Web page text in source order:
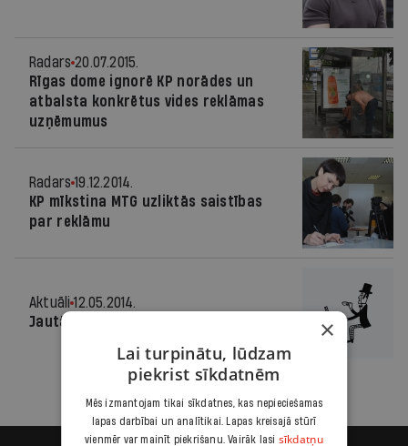
Radars 20.07.2015.
Rīgas dome ignorē KP norādes un
atbalsta konkrētus vides reklāmas
uzņēmumus
Radars 19.12.2014.
KP mīkstina MTG uzliktās saistības
par reklāmu
Aktuāli 12.05.2014.
Jautājums jautājuma galā
×
Lai turpinātu, lūdzam
piekrist sīkdatnēm
Mēs izmantojam tikai sīkdatnes, kas nepieciešamas
lapas darbībai un analītikai. Lapas kreisajā stūrī
vienmēr var mainīt piekrišanu. Vairāk lasi sīkdatņu